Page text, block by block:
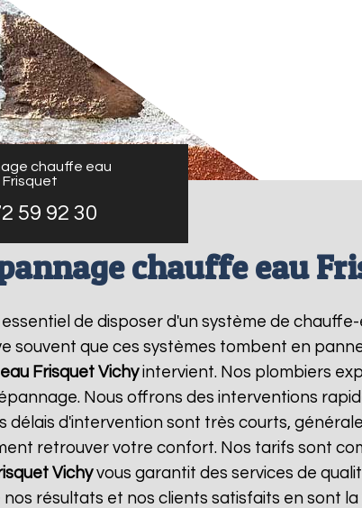
chauffe eau
Frisquet
59 92 30
chauffe eau
essentiel de disposer d'un système de
souvent que ces systèmes tombent en
Frisquet Vichyintervient. Nos plombiers
Nous offrons des interventions
délais d'intervention sont très courts,
retrouver votre confort. Nos tarifs sont
Vichyvous garantit des services de
résultats et nos clients satisfaits en sont